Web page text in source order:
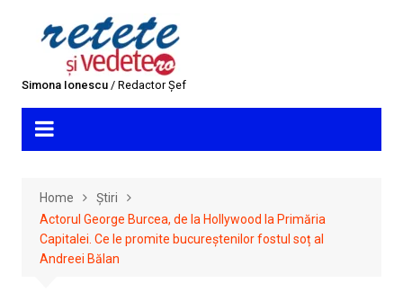
Simona Ionescu/ Redactor Șef
Home
Știri
Actorul George Burcea, de la Hollywood la Primăria
Capitalei. Ce le promite bucureștenilor fostul soț al
Andreei Bălan